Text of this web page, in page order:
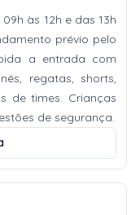
às 12h e das 13h
prévio pelo
a entrada com
regatas, shorts,
de times. Crianças
de segurança.